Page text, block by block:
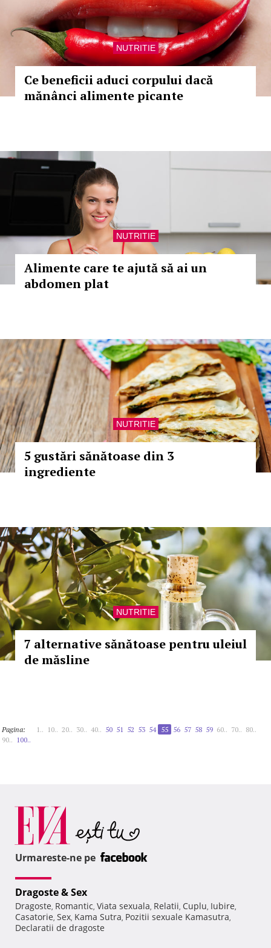
NUTRITIE
Ce beneficii aduci corpului dacă
mănânci alimente picante
NUTRITIE
Alimente care te ajută să ai un
abdomen plat
NUTRITIE
5 gustări sănătoase din 3
ingrediente
NUTRITIE
7 alternative sănătoase pentru uleiul
de măsline
Pagina: 1.. 10.. 20.. 30.. 40.. 50 51 52 53 54 55 56 57 58 59 60.. 70.. 80..
90.. 100..
Urmareste-ne pe
Dragoste & Sex
Dragoste, Romantic, Viata sexuala, Relatii, Cuplu, Iubire,
Casatorie, Sex, Kama Sutra, Pozitii sexuale Kamasutra,
Declaratii de dragoste